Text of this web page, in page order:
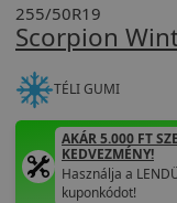
Scorpion
255/50R19
TÉLI GUMI
AKÁR 5.000 FT
KEDVEZMÉNY!
Használja a
kuponkódot!